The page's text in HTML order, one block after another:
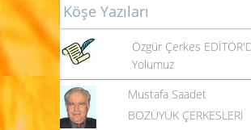
Köşe Yazıları
Özgür Çerkes
Yolumuz
Mustafa Saadet
BOZÜYÜK ÇERKESLERİ